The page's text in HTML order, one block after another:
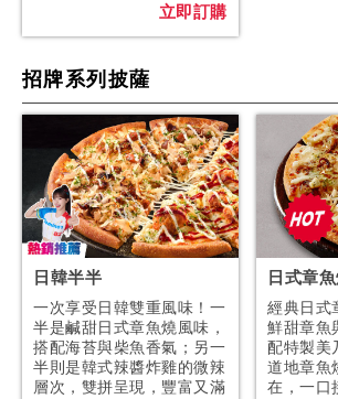
立即訂購
招牌系列披薩
日韓半半
一次享受日韓雙重風味！一
半是鹹甜日式章魚燒風味，
搭配海苔與柴魚香氣；另一
半則是韓式辣醬炸雞的微辣
層次，雙拼呈現，豐富又滿
日式章
經典日式
鮮甜章魚
配特製美
道地章魚
在，一口